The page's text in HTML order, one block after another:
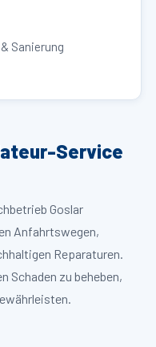
Sanierung
Service
Goslar
Anfahrtswegen,
Reparaturen.
Schaden zu beheben,